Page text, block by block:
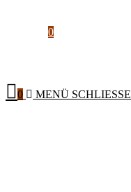
0
0 MENÜ SCHLIESSEN